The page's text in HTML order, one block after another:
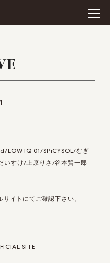
LOW IQ 01/SPiCYSOL/むぎ
いすけ/上原りさ/谷本賢一郎
イトにてご確認下さい。
SITE